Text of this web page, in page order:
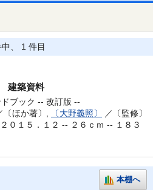
中、 1 件目
建築資料
ブック -- 改訂版 --
〔ほか著〕, 〔大野義照〕
／〔監修〕
０１５．１２ -- ２６ｃｍ -- １８３
本棚へ